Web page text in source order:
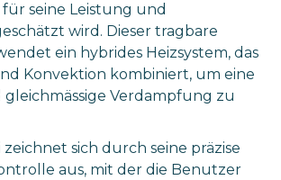
seine Leistung und
wird. Dieser tragbare
ein hybrides Heizsystem, das
Konvektion kombiniert, um eine
Verdampfung zu
zeichnet sich durch seine präzise
aus, mit der die Benutzer